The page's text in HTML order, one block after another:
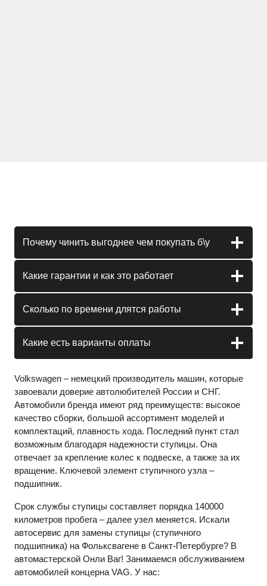
Почему чинить выгоднее чем покупать б\у
Какие гарантии и как это работает
Сколько по времени длятся работы
Какие есть варианты оплаты
Volkswagen – немецкий производитель машин, которые
завоевали доверие автолюбителей России и СНГ.
Автомобили бренда имеют ряд преимуществ: высокое
качество сборки, большой ассортимент моделей и
комплектаций, плавность хода. Последний пункт стал
возможным благодаря надежности ступицы. Она
отвечает за крепление колес к подвеске, а также за их
вращение. Ключевой элемент ступичного узла –
подшипник.
Срок службы ступицы составляет порядка 140000
километров пробега – далее узел меняется. Искали
автосервис для замены ступицы (ступичного
подшипника) на Фольксвагене в Санкт-Петербурге? В
автомастерской Онли Ваг! Занимаемся обслуживанием
автомобилей концерна VAG. У нас: